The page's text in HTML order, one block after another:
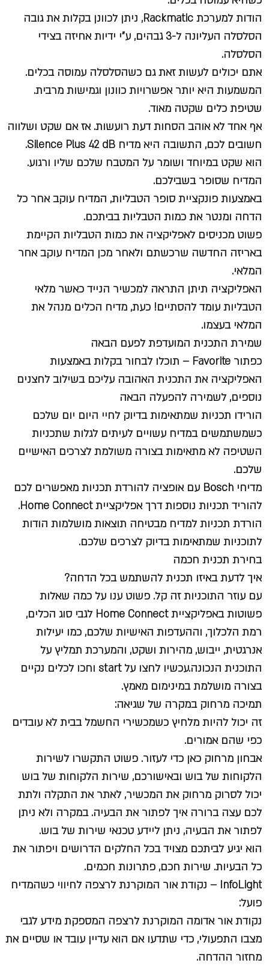
הודות למערכת Rackmatic, ניתן לכוונן בקלות את גובה
הסלסלה העליונה ל-3 גבהים, ע"י ידיות אחיזה בצידי
הסלסלה.
אתם יכולים לעשות זאת גם כשהסלסלה עמוסה בכלים.
המשמעות היא יותר אפשרויות כוונון וגמישות מרבית.
שטיפת כלים שקטה מאוד.
אף אחד לא אוהב הסחות דעת רועשות. אז אם שקט ושלווה
חשובים לכם, התשובה היא מדיח Silence Plus 42 dB.
הוא שקט במיוחד ושומר על המטבח שלכם שליו ורגוע.
המדיח שסופר בשבילכם.
באמצעות פונקציית סופר הטבליות, המדיח עוקב אחר כל
הדחה ומנטר את כמות הטבליות בביתכם.
פשוט מכניסים לאפליקציה את כמות הטבליות הקיימת
באריזה החדשה שרכשתם ולאחר מכן המדיח עוקב אחר
המלאי.
האפליקציה תיתן התראה למכשיר הנייד כאשר מלאי
הטבליות עומד להסתיים! כעת, מדיח הכלים מנהל את
המלאי בעצמו.
שמירת התכנית המועדפת לפעם הבאה
כפתור Favorite – תוכלו לבחור בקלות באמצעות
האפליקציה את התכנית האהובה עליכם בשילוב לחצנים
נוספים, לשמירה להפעלה הבאה
הורידו תכניות שמתאימות בדיוק לחיי היום יום שלכם
כשמשתמשים במדיח עשויים לעיתים לגלות שתכניות
השטיפה לא מתאימות בצורה משולמת לצרכים האישיים
שלכם.
מדיחי Bosch עם אופציה להורדת תכניות מאפשרים לכם
להוריד תכניות נוספות דרך אפליקציית Home Connect.
הורדת תכניות למדיח מבטיחה תוצאות מושלמות הודות
לתוכניות שמתאימות בדיוק לצרכים שלכם.
בחירת תכנית חכמה
איך לדעת באיזו תכנית להשתמש בכל הדחה?
עם עוזר התוכניות זה קל. פשוט ענו על כמה שאלות
פשוטות באפליקציית Home Connect לגבי סוג הכלים,
רמת הלכלוך, וההעדפות האישיות שלכם, כמו יעילות
אנרגטית, ייבוש, מהירות ושקט, והמערכת תמליץ על
התוכנית הנכונה.עכשיו לחצו על start וחכו לכלים נקיים
בצורה מושלמת במינימום מאמץ.
תמיכה מרחוק במקרה של שגיאה:
זה יכול להיות מלחיץ כשמכשירי החשמל בבית לא עובדים
כפי שהם אמורים.
אבחון מרחוק כאן כדי לעזור. פשוט התקשרו לשירות
הלקוחות של בוש ובאישורכם, שירות הלקוחות של בוש
יכול לסרוק מרחוק את המכשיר, לאתר את התקלה ולתת
לכם עצה ברורה איך לפתור את הבעיה. במקרה ולא ניתן
לפתור את הבעיה, ניתן ליידע טכנאי שירות של בוש.
הוא יגיע לביתכם מצויד בכל החלקים הדרושים ויפתור את
כל הבעיות. שירות חכם, פתרונות חכמים.
InfoLight – נקודת אור המוקרנת לרצפה לחיווי כשהמדיח
פועל:
נקודת אור אדומה המוקרנת לרצפה המספקת מידע לגבי
מצבו התפעולי, כדי שתדעו אם הוא עדיין עובד או שסיים את
מחזור ההדחה.